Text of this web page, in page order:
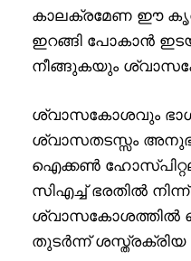
കാലക്രമേണ ഈ
ഇറങ്ങി പോകാൻ
നീങ്ങുകയും
ശ്വാസകോശവും
ശ്വാസതടസ്സം
ഐക്കൺ
സിഎച്ച് ഭരതിൽ
ശ്വാസകോശത്തിൽ
തുടർന്ന് ശസ്ത്രക്രിയ